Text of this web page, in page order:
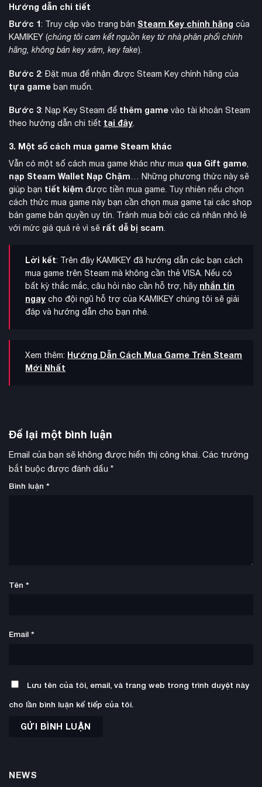
Hướng dẫn chi tiết
Bước 1: Truy cập vào trang bán Steam Key chính hãng của
KAMIKEY (chúng tôi cam kết nguồn key từ nhà phân phối chính
hãng, không bán key xám, key fake).
Bước 2: Đặt mua để nhận được Steam Key chính hãng của
tựa game bạn muốn.
Bước 3: Nạp Key Steam để thêm game vào tài khoản Steam
theo hướng dẫn chi tiết tại đây.
3. Một số cách mua game Steam khác
Vẫn có một số cách mua game khác như mua qua Gift game,
nạp Steam Wallet Nạp Chậm… Những phương thức này sẽ
giúp bạn tiết kiệm được tiền mua game. Tuy nhiên nếu chọn
cách thức mua game này bạn cần chọn mua game tại các shop
bán game bản quyền uy tín. Tránh mua bởi các cá nhân nhỏ lẻ
với mức giá quá rẻ vì sẽ rất dễ bị scam.
Lời kết: Trên đây KAMIKEY đã hướng dẫn các bạn cách
mua game trên Steam mà không cần thẻ VISA. Nếu có
bất kỳ thắc mắc, câu hỏi nào cần hỗ trợ, hãy nhắn tin
ngay cho đội ngũ hỗ trợ của KAMIKEY chúng tôi sẽ giải
đáp và hướng dẫn cho bạn nhé.
Xem thêm: Hướng Dẫn Cách Mua Game Trên Steam
Mới Nhất
Để lại một bình luận
Email của bạn sẽ không được hiển thị công khai. Các trường
bắt buộc được đánh dấu *
Bình luận *
Tên *
Email *
Lưu tên của tôi, email, và trang web trong trình duyệt này
cho lần bình luận kế tiếp của tôi.
NEWS